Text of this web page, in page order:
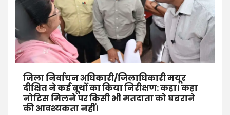
जिला निर्वाचन अधिकारी/जिलाधिकारी मयूर
दीक्षित ने कई बूथों का किया निरीक्षण: कहा। कहा
नोटिस मिलने पर किसी भी मतदाता को घबराने
की आवश्यकता नहीं।